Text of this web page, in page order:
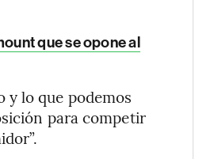
que se opone al
y lo que podemos
para competir